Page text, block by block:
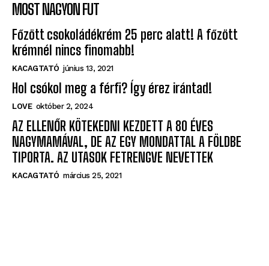
MOST NAGYON FUT
Főzött csokoládékrém 25 perc alatt! A főzött
krémnél nincs finomabb!
KACAGTATÓ június 13, 2021
Hol csókol meg a férfi? Így érez irántad!
LOVE október 2, 2024
AZ ELLENŐR KÖTEKEDNI KEZDETT A 80 ÉVES
NAGYMAMÁVAL, DE AZ EGY MONDATTAL A FÖLDBE
TIPORTA. AZ UTASOK FETRENGVE NEVETTEK
KACAGTATÓ március 25, 2021